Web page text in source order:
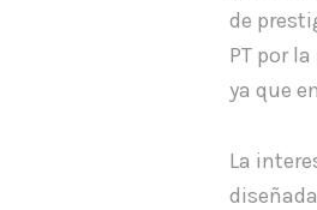
de
PT por
ya que
La